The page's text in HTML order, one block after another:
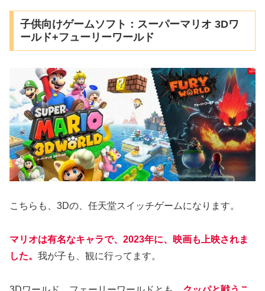
子供向けゲームソフト：スーパーマリオ 3Dワ
ールド+フューリーワールド
こちらも、3Dの、任天堂スイッチゲームになります。
マリオは有名なキャラで、 2023年に、映画も上映されま
した。 我が子も、観に行ってます。